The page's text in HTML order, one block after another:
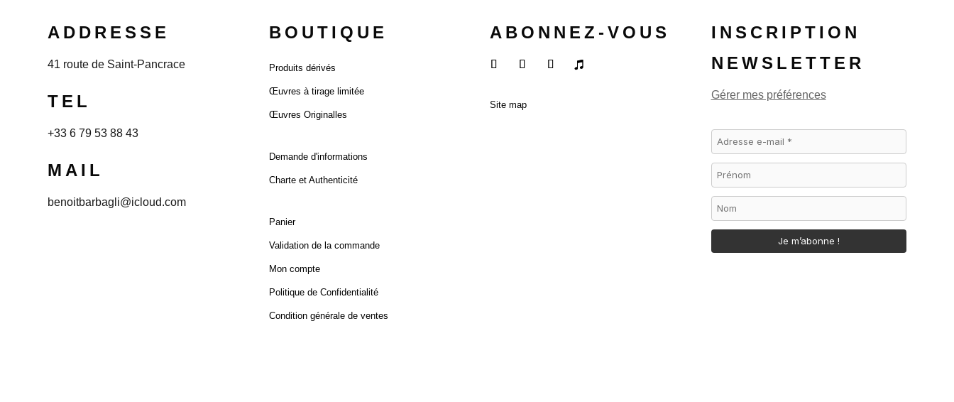
ADDRESSE
41 route de Saint-Pancrace
TEL
+33 6 79 53 88 43
MAIL
benoitbarbagli@icloud.com
BOUTIQUE
Produits dérivés
Œuvres à tirage limitée
Œuvres Originalles
Demande d'informations
Charte et Authenticité
Panier
Validation de la commande
Mon compte
Politique de Confidentialité
Condition générale de ventes
ABONNEZ-VOUS
Site map
INSCRIPTION
NEWSLETTER
Gérer mes préférences